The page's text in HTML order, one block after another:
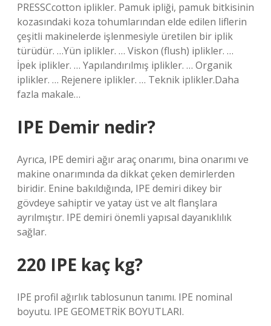
PRESSCcotton iplikler. Pamuk ipliği, pamuk bitkisinin
kozasındaki koza tohumlarından elde edilen liflerin
çeşitli makinelerde işlenmesiyle üretilen bir iplik
türüdür. …Yün iplikler. … Viskon (flush) iplikler. …
İpek iplikler. … Yapılandırılmış iplikler. … Organik
iplikler. … Rejenere iplikler. … Teknik iplikler.Daha
fazla makale…
IPE Demir nedir?
Ayrıca, IPE demiri ağır araç onarımı, bina onarımı ve
makine onarımında da dikkat çeken demirlerden
biridir. Enine bakıldığında, IPE demiri dikey bir
gövdeye sahiptir ve yatay üst ve alt flanşlara
ayrılmıştır. IPE demiri önemli yapısal dayanıklılık
sağlar.
220 IPE kaç kg?
IPE profil ağırlık tablosunun tanımı. IPE nominal
boyutu. IPE GEOMETRİK BOYUTLARI.